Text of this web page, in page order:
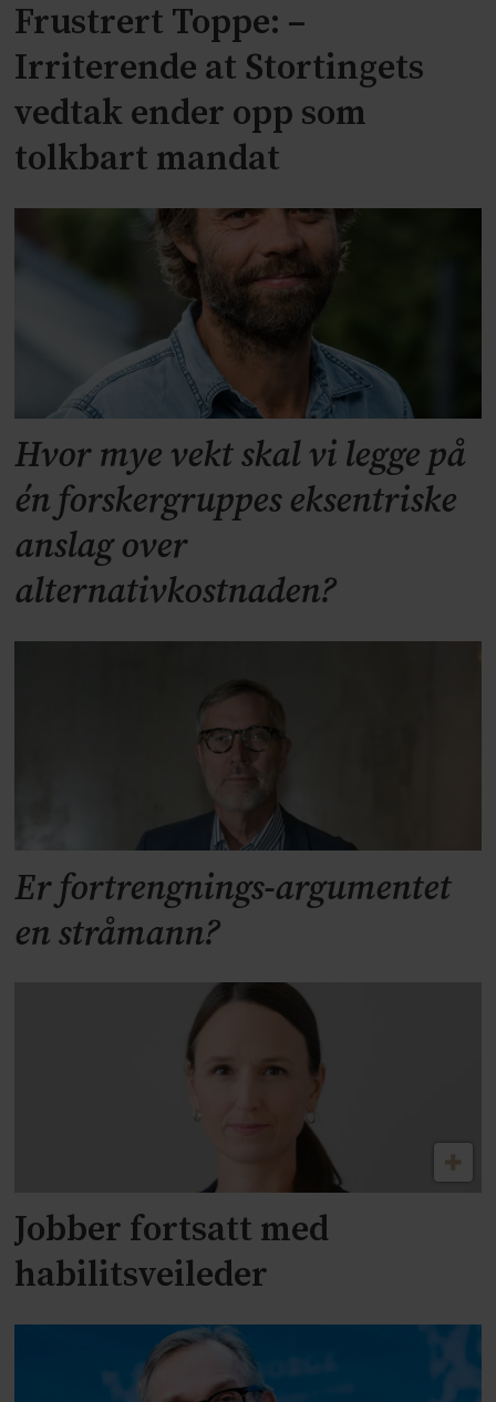
Frustrert Toppe: –
Irriterende at Stortingets
vedtak ender opp som
tolkbart mandat
Hvor mye vekt skal vi legge på
én forskergruppes eksentriske
anslag over
alternativkostnaden?
Er fortrengnings-argumentet
en stråmann?
Jobber fortsatt med
habilitsveileder